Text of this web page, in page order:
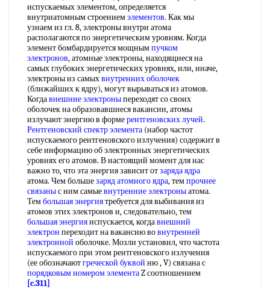
испускаемых элементом, определяется
внутриатомным строениемэлементов. Как мы
узнаем из гл. 8, электроны внутри атома
располагаются по энергетическим уровням. Когда
элемент бомбардируется мощнымпучком
электронов, атомные электроны, находящиеся на
самых глубоких энергетических уровнях, или, иначе,
электроны из самыхвнутренних оболочек
(ближайших к ядру), могут вырываться из атомов.
Когдавнешние электроныпереходят со своих
оболочек на образовавшиеся вакансии, атомы
излучают энергию в формерентгеновских лучей.
Рентгеновский спектр элемента (набор частот
испускаемого рентгеновского излучения) содержит в
себе информацию об электронных энергетических
уровнях его атомов. В настоящий момент для нас
важно то, что эта энергия зависит отзаряда ядра
атома. Чем большезаряд атомного ядра, темпрочнее
связаныс ним самыевнутренние электроныатома.
Тембольшая энергиятребуется для выбивания из
атомов этих электронов и, следовательно, тем
большая энергияиспускается, когдавнешний
электрон переходит на вакансию вовнутренней
электронной оболочке. Мозли установил, что частота
испускаемого при этом рентгеновского излучения
(ее обозначаютгреческой буквой ню , V) связана с
порядковым номером элементаZ соотношением
[c.311]